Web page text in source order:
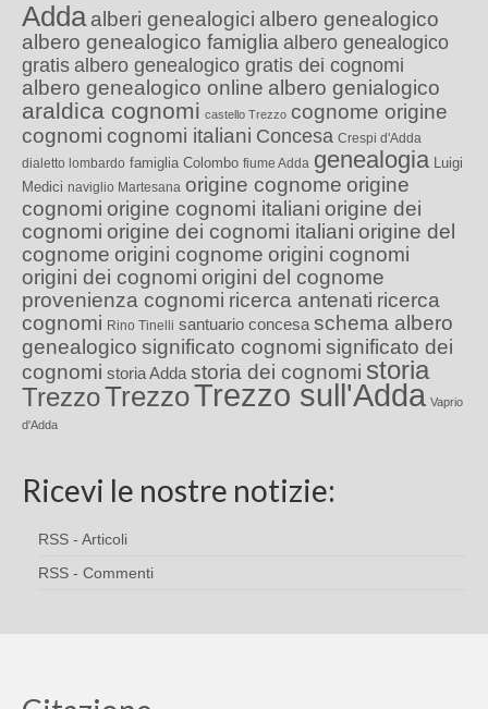
Adda alberi genealogici albero genealogico
albero genealogico famiglia albero genealogico
gratis albero genealogico gratis dei cognomi
albero genealogico online albero genialogico
araldica cognomi castello Trezzo cognome origine
cognomi cognomi italiani Concesa Crespi d'Adda
dialetto lombardo famiglia Colombo fiume Adda genealogia Luigi
Medici naviglio Martesana origine cognome origine
cognomi origine cognomi italiani origine dei
cognomi origine dei cognomi italiani origine del
cognome origini cognome origini cognomi
origini dei cognomi origini del cognome
provenienza cognomi ricerca antenati ricerca
cognomi Rino Tinelli santuario concesa schema albero
genealogico significato cognomi significato dei
cognomi storia Adda storia dei cognomi storia
TrezzoTrezzoTrezzo sull'Adda Vaprio
d'Adda
Ricevi le nostre notizie:
RSS - Articoli
RSS - Commenti